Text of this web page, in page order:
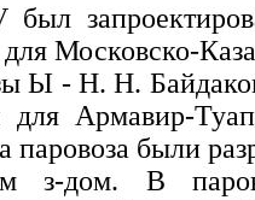
был
Московско-
Ы - Н. Н.
для Армавир-
паровоза были
з-дом. В